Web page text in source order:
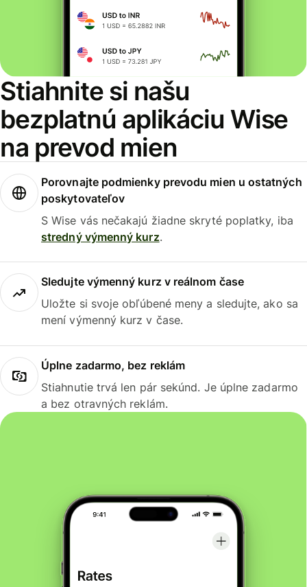
Stiahnite si našu
bezplatnú aplikáciu Wise
na prevod mien
Porovnajte podmienky prevodu mien u ostatných
poskytovateľov
S Wise vás nečakajú žiadne skryté poplatky, iba
stredný výmenný kurz.
Sledujte výmenný kurz v reálnom čase
Uložte si svoje obľúbené meny a sledujte, ako sa
mení výmenný kurz v čase.
Úplne zadarmo, bez reklám
Stiahnutie trvá len pár sekúnd. Je úplne zadarmo
a bez otravných reklám.